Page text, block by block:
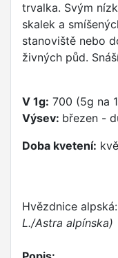
trvalka. Svým
skalek a
stanoviště nebo
živných půd.
V 1g: 700 (5g na
Výsev: březen -
Doba kvetení:
Hvězdnice
L./Astra alpínska)